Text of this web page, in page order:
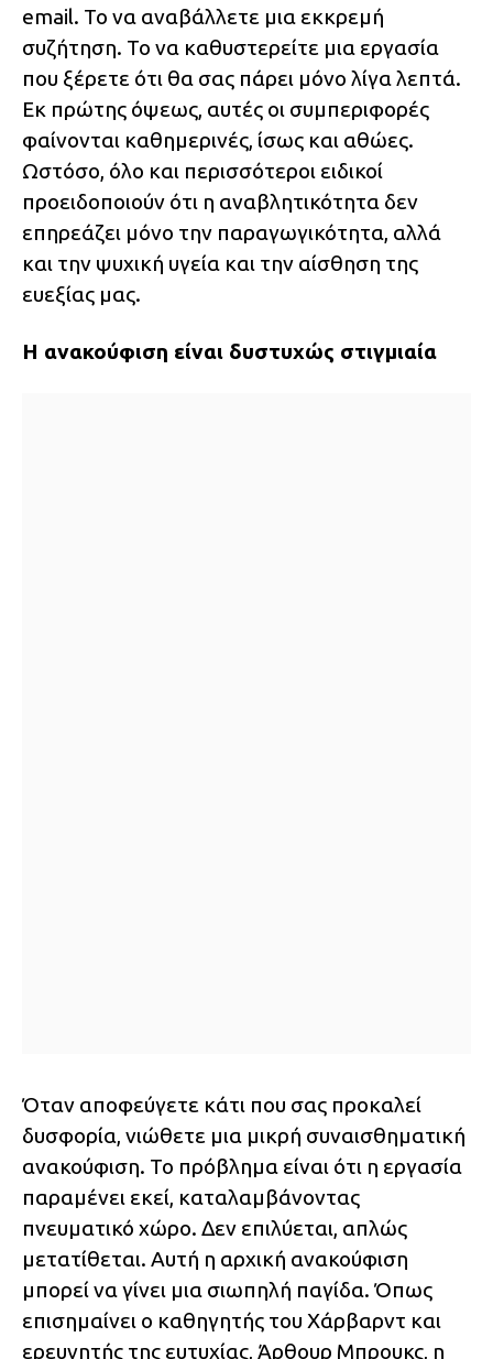
email. Το να αναβάλλετε μια εκκρεμή
συζήτηση. Το να καθυστερείτε μια εργασία
που ξέρετε ότι θα σας πάρει μόνο λίγα λεπτά.
Εκ πρώτης όψεως, αυτές οι συμπεριφορές
φαίνονται καθημερινές, ίσως και αθώες.
Ωστόσο, όλο και περισσότεροι ειδικοί
προειδοποιούν ότι η αναβλητικότητα δεν
επηρεάζει μόνο την παραγωγικότητα, αλλά
και την ψυχική υγεία και την αίσθηση της
ευεξίας μας.
Η ανακούφιση είναι δυστυχώς στιγμιαία
Όταν αποφεύγετε κάτι που σας προκαλεί
δυσφορία, νιώθετε μια μικρή συναισθηματική
ανακούφιση. Το πρόβλημα είναι ότι η εργασία
παραμένει εκεί, καταλαμβάνοντας
πνευματικό χώρο. Δεν επιλύεται, απλώς
μετατίθεται. Αυτή η αρχική ανακούφιση
μπορεί να γίνει μια σιωπηλή παγίδα. Όπως
επισημαίνει ο καθηγητής του Χάρβαρντ και
ερευνητής της ευτυχίας, Άρθουρ Μπρουκς, η